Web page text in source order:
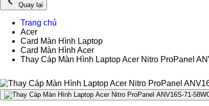
Quay lại
Trang chủ
Acer
Card Màn Hình Laptop
Card Màn Hình Acer
Thay Cáp Màn Hình Laptop Acer Nitro ProPanel